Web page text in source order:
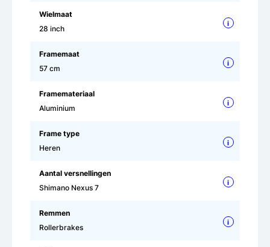
Wielmaat
28 inch
i
Framemaat
57 cm
i
Framemateriaal
Aluminium
i
Frame type
Heren
i
Aantal versnellingen
Shimano Nexus 7
i
Remmen
Rollerbrakes
i